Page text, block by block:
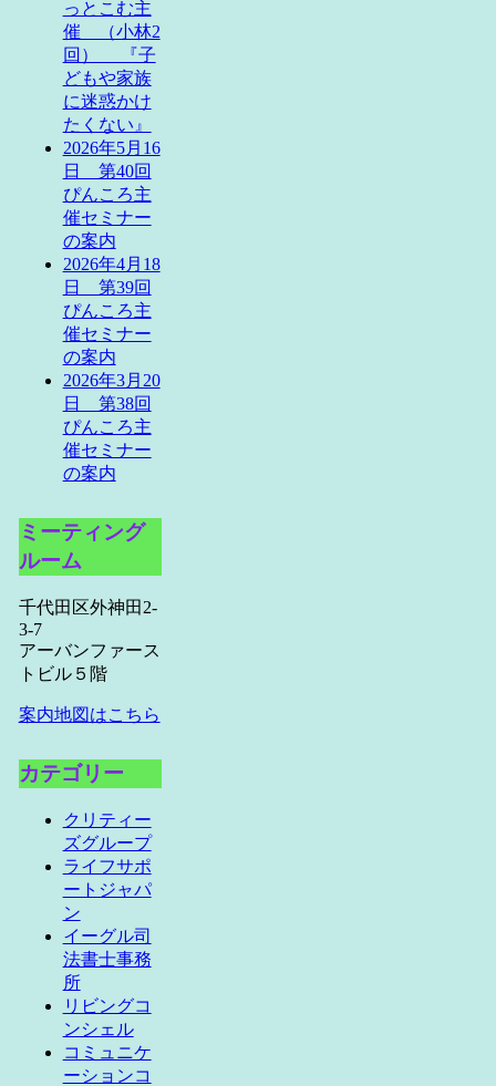
っとこむ主
催 （小林2
回） 『子
どもや家族
に迷惑かけ
たくない』
2026年5月16
日 第40回
ぴんころ主
催セミナー
の案内
2026年4月18
日 第39回
ぴんころ主
催セミナー
の案内
2026年3月20
日 第38回
ぴんころ主
催セミナー
の案内
ミーティング
ルーム
千代田区外神田2-
3-7
アーバンファース
トビル５階
案内地図はこちら
カテゴリー
クリティー
ズグループ
ライフサポ
ートジャパ
ン
イーグル司
法書士事務
所
リビングコ
ンシェル
コミュニケ
ーションコ